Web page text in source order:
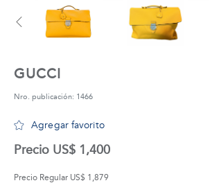
GUCCI
Nro. publicación: 1466
Agregar favorito
Precio US$ 1,400
Precio Regular US$ 1,879